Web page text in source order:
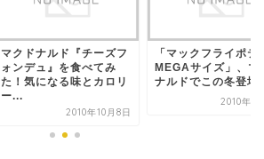
マクドナルド『チーズフ
ォンデュ』を食べてみ
た！気になる味とカロリ
ー...
2010年10月8日
「マックフライポテ
MEGAサイズ」、マ
ナルドでこの冬登場
2010年11